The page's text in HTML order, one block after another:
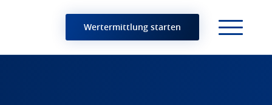
Wertermittlung starten